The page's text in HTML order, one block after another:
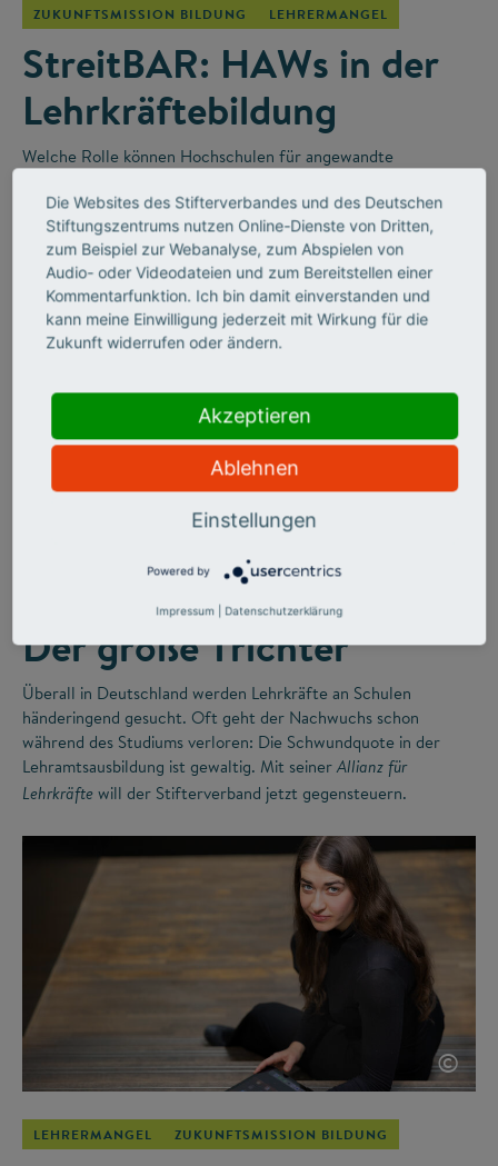
ZUKUNFTSMISSION BILDUNG LEHRERMANGEL
StreitBAR: HAWs in der
Lehrkräftebildung
Welche Rolle können Hochschulen für angewandte
Berufsschulen spielen? Darüber wurde in der „StreitBAR“
einem Online-Diskussionsformat des Stifterverbandes–
leidenschaftlich diskutiert.
Der große Trichter
Überall in Deutschland werden Lehrkräfte an Schulen
händeringend gesucht. Oft geht der Nachwuchs schon
während des Studiums verloren: Die Schwundquote in der
Lehramtsausbildung ist gewaltig. Mit seiner Allianz für
Lehrkräfte will der Stifterverband jetzt gegensteuern.
©
LEHRERMANGEL ZUKUNFTSMISSION BILDUNG
Die Websites des Stifterverbandes und des Deutschen
Stiftungszentrums nutzen Online-Dienste von Dritten,
zum Beispiel zur Webanalyse, zum Abspielen von
Audio- oder Videodateien und zum Bereitstellen einer
Kommentarfunktion. Ich bin damit einverstanden und
kann meine Einwilligung jederzeit mit Wirkung für die
Zukunft widerrufen oder ändern.
Akzeptieren
Ablehnen
Einstellungen
Powered by
Impressum Datenschutzerklärung